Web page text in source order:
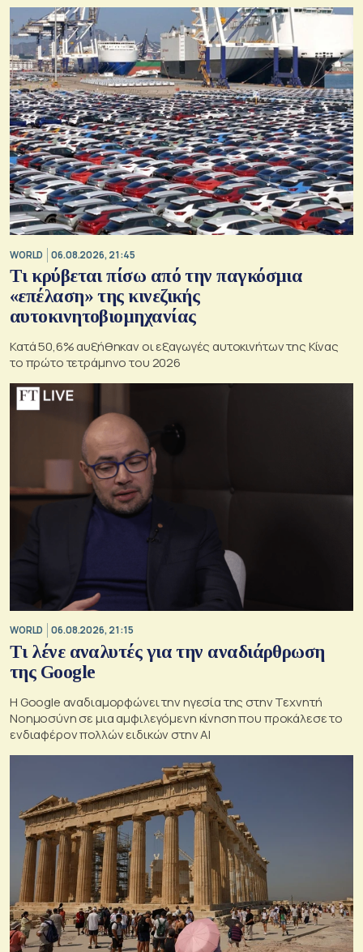
WORLD 06.08.2026, 21:45
Τι κρύβεται πίσω από την παγκόσμια
«επέλαση» της κινεζικής
αυτοκινητοβιομηχανίας
Κατά 50,6% αυξήθηκαν οι εξαγωγές αυτοκινήτων της Κίνας
το πρώτο τετράμηνο του 2026
WORLD 06.08.2026, 21:15
Τι λένε αναλυτές για την αναδιάρθρωση
της Google
Η Google αναδιαμορφώνει την ηγεσία της στην Τεχνητή
Νοημοσύνη σε μια αμφιλεγόμενη κίνηση που προκάλεσε το
ενδιαφέρον πολλών ειδικών στην ΑΙ